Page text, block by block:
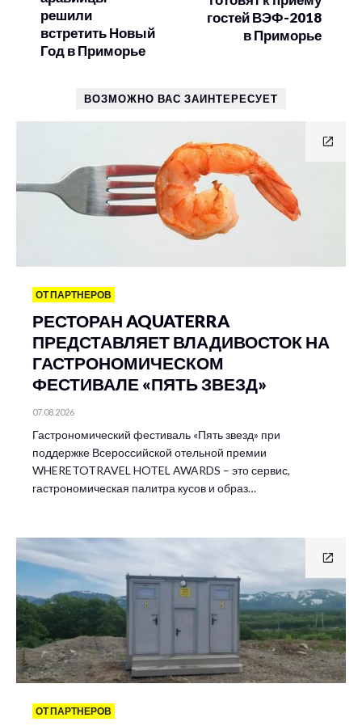
решили
встретить Новый
Год в Приморье
гостей ВЭФ-2018
в Приморье
ВОЗМОЖНО ВАС ЗАИНТЕРЕСУЕТ
ОТ ПАРТНЕРОВ
РЕСТОРАН AQUATERRA
ПРЕДСТАВЛЯЕТ ВЛАДИВОСТОК НА
ГАСТРОНОМИЧЕСКОМ
ФЕСТИВАЛЕ «ПЯТЬ ЗВЕЗД»
07.08.2026
Гастрономический фестиваль «Пять звезд» при
поддержке Всероссийской отельной премии
WHERETOTRAVEL HOTEL AWARDS – это сервис,
гастрономическая палитра кусов и образ…
ОТ ПАРТНЕРОВ